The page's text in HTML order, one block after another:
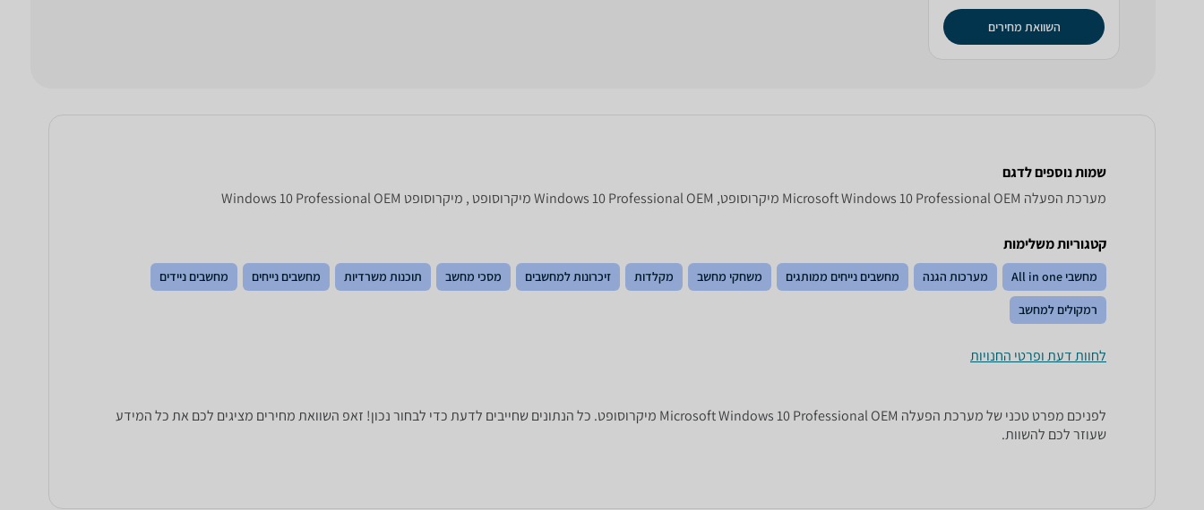
השוואת מחירים
שמות נוספים לדגם
מערכת הפעלה Microsoft Windows 10 Professional OEM מיקרוסופט, Windows 10 Professional OEM מיקרוסופט , מיקרוסופט Windows 10 Professional OEM
קטגוריות משלימות
מחשבי All in one מערכות הגנה מחשבים נייחים ממותגים משחקי מחשב מקלדות זיכרונות למחשבים מסכי מחשב תוכנות משרדיות מחשבים נייחים מחשבים ניידים
רמקולים למחשב
לחוות דעת ופרטי החנויות
לפניכם מפרט טכני של מערכת הפעלה Microsoft Windows 10 Professional OEM מיקרוסופט. כל הנתונים שחייבים לדעת כדי לבחור נכון! זאפ השוואת מחירים מציגים לכם את כל המידע
שעוזר לכם להשוות.